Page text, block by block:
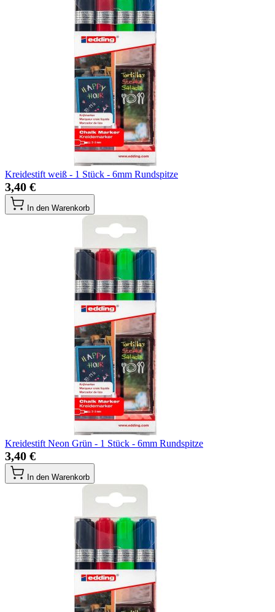
Kreidestift weiß - 1 Stück - 6mm Rundspitze
3,40 €
In den Warenkorb
Kreidestift Neon Grün - 1 Stück - 6mm Rundspitze
3,40 €
In den Warenkorb